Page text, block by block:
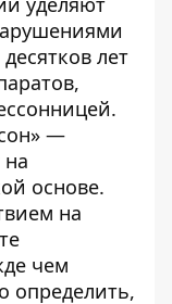
лет
—
основе.
на
чем
определить,